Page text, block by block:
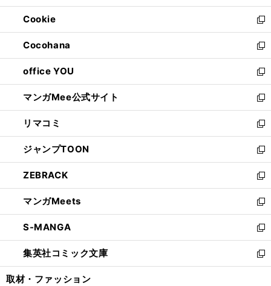
開
く
ウ
で
開
く
ン
ド
ウ
で
開
く
ウ
ィ
ン
ド
ウ
で
開
く
Cookie
新
し
い
ウ
ィ
ン
ド
ウ
で
開
く
Cocohana
新
し
い
ウ
ィ
ン
ド
ウ
で
開
く
office YOU
新
し
い
ウ
ィ
ン
ド
ウ
で
開
く
マンガMee公式サイト
新
し
い
ウ
ィ
ン
ド
ウ
で
開
く
リマコミ
新
し
い
ウ
ィ
ン
ド
ウ
で
開
く
ジャンプTOON
新
し
い
ウ
ィ
ン
ド
ウ
で
開
ZEBRACK
新
し
い
ウ
ィ
ン
ド
ウ
マンガMeets
新
し
い
ウ
ィ
ン
S-MANGA
新
し
い
ウ
集英社コミック文庫
新
し
取材・ファッション